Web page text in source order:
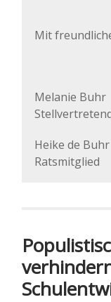
Mit
Melanie Buhr
Heike de Buhr
Ratsmitglied